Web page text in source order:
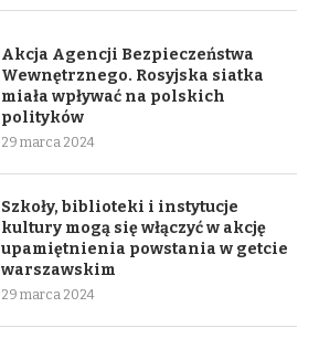
Akcja Agencji Bezpieczeństwa
Wewnętrznego. Rosyjska siatka
miała wpływać na polskich
polityków
29 marca 2024
Szkoły, biblioteki i instytucje
kultury mogą się włączyć w akcję
upamiętnienia powstania w getcie
warszawskim
29 marca 2024